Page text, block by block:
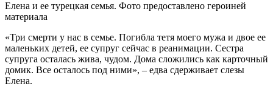
Елена и ее турецкая семья. Фото предоставлено героиней
материала
«Три смерти у нас в семье. Погибла тетя моего мужа и двое ее
маленьких детей, ее супруг сейчас в реанимации. Сестра
супруга осталась жива, чудом. Дома сложились как карточный
домик. Все осталось под ними», – едва сдерживает слезы
Елена.